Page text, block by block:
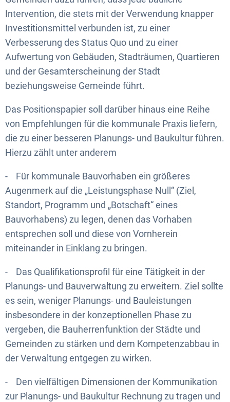
Intervention, die stets mit der Verwendung knapper
Investitionsmittel verbunden ist, zu einer
Verbesserung des Status Quo und zu einer
Aufwertung von Gebäuden, Stadträumen, Quartieren
und der Gesamterscheinung der Stadt
beziehungsweise Gemeinde führt.
Das Positionspapier soll darüber hinaus eine Reihe
von Empfehlungen für die kommunale Praxis liefern,
die zu einer besseren Planungs- und Baukultur führen.
Hierzu zählt unter anderem
- Für kommunale Bauvorhaben ein größeres
Augenmerk auf die „Leistungsphase Null“ (Ziel,
Standort, Programm und „Botschaft“ eines
Bauvorhabens) zu legen, denen das Vorhaben
entsprechen soll und diese von Vornherein
miteinander in Einklang zu bringen.
- Das Qualifikationsprofil für eine Tätigkeit in der
Planungs- und Bauverwaltung zu erweitern. Ziel sollte
es sein, weniger Planungs- und Bauleistungen
insbesondere in der konzeptionellen Phase zu
vergeben, die Bauherrenfunktion der Städte und
Gemeinden zu stärken und dem Kompetenzabbau in
der Verwaltung entgegen zu wirken.
- Den vielfältigen Dimensionen der Kommunikation
zur Planungs- und Baukultur Rechnung zu tragen und